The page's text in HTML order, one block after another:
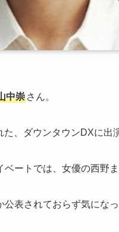
中崇 さん。
、ダウンタウンDXに出
ートでは、女優の西野
公表されておらず気にな